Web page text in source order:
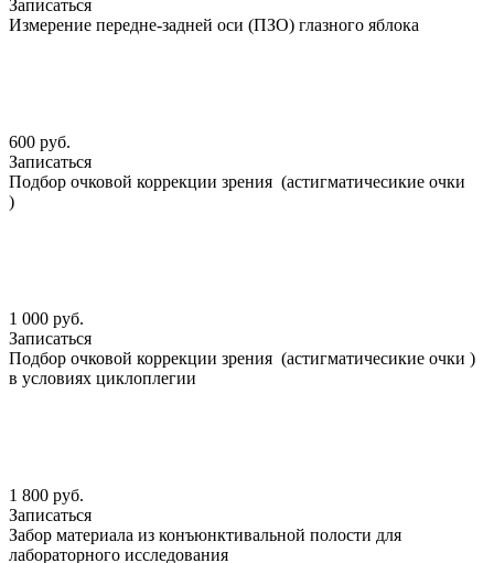
Записаться
Измерение передне-задней оси (ПЗО) глазного яблока
600 руб.
Записаться
Подбор очковой коррекции зрения (астигматичесикие очки
)
1 000 руб.
Записаться
Подбор очковой коррекции зрения (астигматичесикие очки )
в условиях циклоплегии
1 800 руб.
Записаться
Забор материала из конъюнктивальной полости для
лабораторного исследования